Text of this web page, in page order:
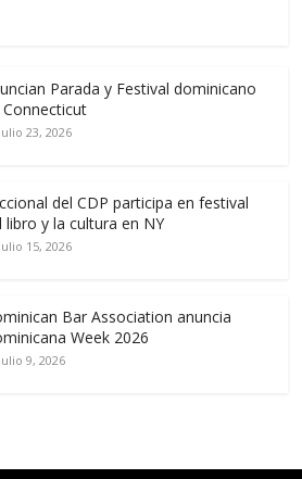
Parada y Festival dominicano
Connecticut
julio 23, 2026
del CDP participa en festival
libro y la cultura en NY
julio 15, 2026
Bar Association anuncia
Week 2026
julio 9, 2026